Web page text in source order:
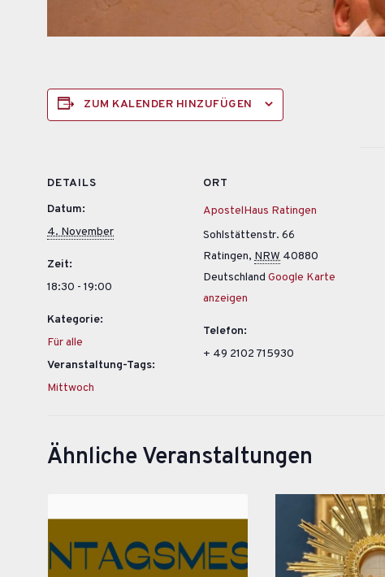
ZUM KALENDER HINZUFÜGEN
DETAILS
Datum:
4. November
Zeit:
18:30 - 19:00
Kategorie:
Für alle
Veranstaltung-Tags:
Mittwoch
ORT
ApostelHaus Ratingen
Sohlstättenstr. 66
Ratingen, NRW 40880
Deutschland Google Karte
anzeigen
Telefon:
+ 49 2102 715930
Ähnliche Veranstaltungen